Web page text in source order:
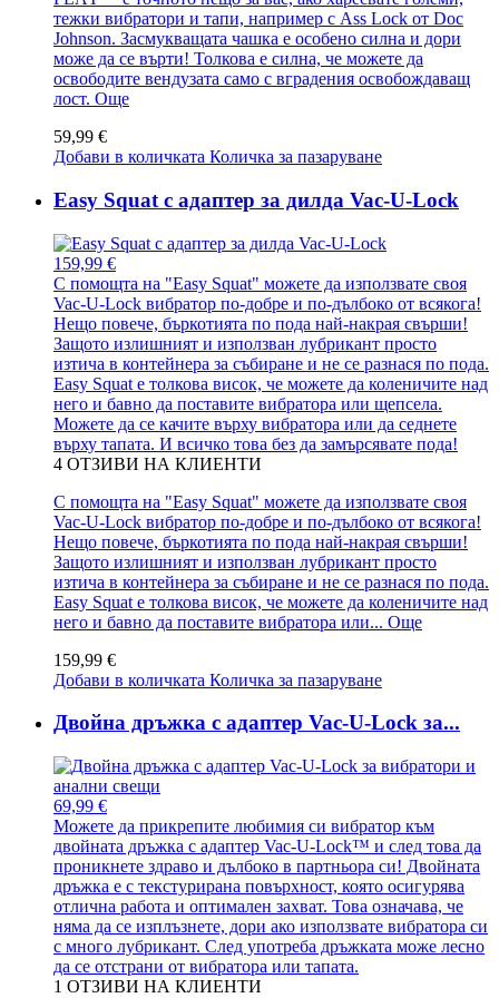
тежки вибратори и тапи, например с Ass Lock от Doc
Johnson. Засмукващата чашка е особено силна и дори
може да се върти! Толкова е силна, че можете да
освободите вендузата само с вградения освобождаващ
лост. Още
59,99 €
Добави в количката Количка за пазаруване
Easy Squat с адаптер за дилда Vac-U-Lock
159,99 €
С помощта на "Easy Squat" можете да използвате своя
Vac-U-Lock вибратор по-добре и по-дълбоко от всякога!
Нещо повече, бъркотията по пода най-накрая свърши!
Защото излишният и използван лубрикант просто
изтича в контейнера за събиране и не се разнася по пода.
Easy Squat е толкова висок, че можете да коленичите над
него и бавно да поставите вибратора или щепсела.
Можете да се качите върху вибратора или да седнете
върху тапата. И всичко това без да замърсявате пода!
4 ОТЗИВИ НА КЛИЕНТИ
С помощта на "Easy Squat" можете да използвате своя
Vac-U-Lock вибратор по-добре и по-дълбоко от всякога!
Нещо повече, бъркотията по пода най-накрая свърши!
Защото излишният и използван лубрикант просто
изтича в контейнера за събиране и не се разнася по пода.
Easy Squat е толкова висок, че можете да коленичите над
него и бавно да поставите вибратора или... Още
159,99 €
Добави в количката Количка за пазаруване
Двойна дръжка с адаптер Vac-U-Lock за...
69,99 €
Можете да прикрепите любимия си вибратор към
двойната дръжка с адаптер Vac-U-Lock™ и след това да
проникнете здраво и дълбоко в партньора си! Двойната
дръжка е с текстурирана повърхност, която осигурява
отлична работа и оптимален захват. Това означава, че
няма да се изплъзнете, дори ако използвате вибратора си
с много лубрикант. След употреба дръжката може лесно
да се отстрани от вибратора или тапата.
1 ОТЗИВИ НА КЛИЕНТИ